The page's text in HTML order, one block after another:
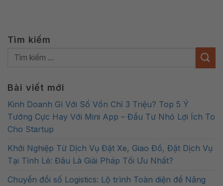
Tìm kiếm
Bài viết mới
Kinh Doanh Gì Với Số Vốn Chỉ 3 Triệu? Top 5 Ý
Tưởng Cực Hay Với Mini App – Đầu Tư Nhỏ Lợi Ích To
Cho Startup
Khởi Nghiệp Từ Dịch Vụ Đặt Xe, Giao Đồ, Đặt Dịch Vụ
Tại Tỉnh Lẻ: Đâu Là Giải Pháp Tối Ưu Nhất?
Chuyển đổi số Logistics: Lộ trình Toàn diện để Nâng